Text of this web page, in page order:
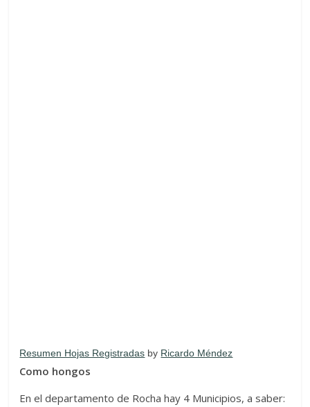
Resumen Hojas Registradas by Ricardo Méndez
Como hongos
En el departamento de Rocha hay 4 Municipios, a saber: